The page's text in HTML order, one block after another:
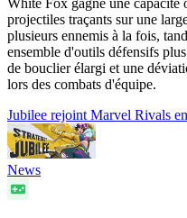
projectiles traçants sur une
plusieurs ennemis à la fois,
ensemble d'outils défensifs
de bouclier élargi et une
lors des combats d'équipe.
Jubilee rejoint Marvel Rivals
News